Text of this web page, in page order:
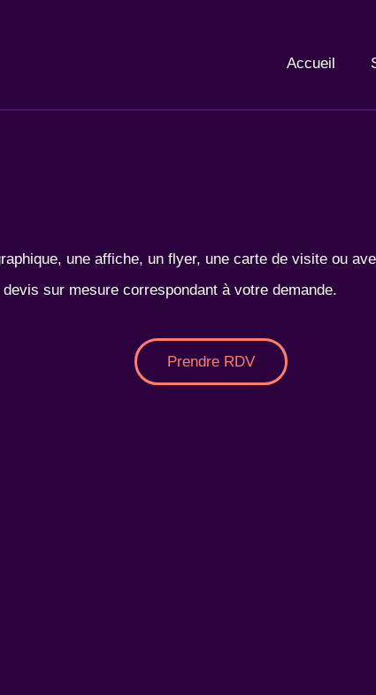
Accueil
une affiche, un flyer, une carte de visite ou
sur mesure correspondant à votre demande.
Prendre RDV